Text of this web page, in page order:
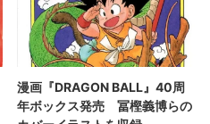
漫画『DRAGON BALL』40周
年ボックス発売 冨樫義博らの